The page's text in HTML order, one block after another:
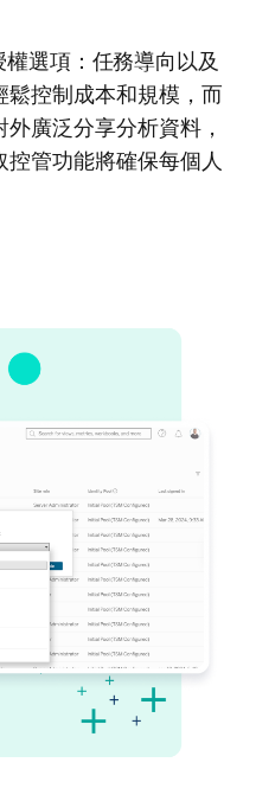
選項：任務導向以及
控制成本和規模，而
廣泛分享分析資料，
管功能將確保每個人